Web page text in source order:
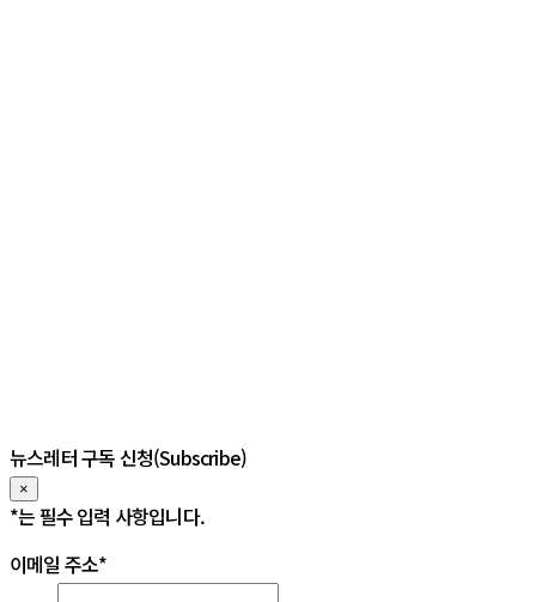
뉴스레터 구독 신청(Subscribe)
×
*는 필수 입력 사항입니다.
이메일 주소*